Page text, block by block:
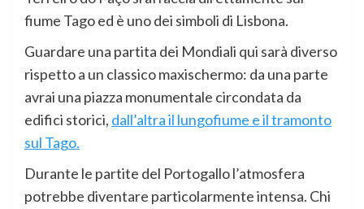
fiume Tago ed è uno dei simboli di Lisbona.
Guardare una partita dei Mondiali qui sarà diverso
rispetto a un classico maxischermo: da una parte
avrai una piazza monumentale circondata da
edifici storici, dall’altra il lungofiume e il tramonto
sul Tago.
Durante le partite del Portogallo l’atmosfera
potrebbe diventare particolarmente intensa. Chi